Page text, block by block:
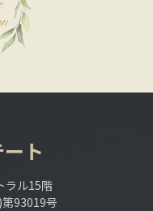
ト
ラル15階
93019号